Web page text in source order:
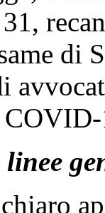
di
linee